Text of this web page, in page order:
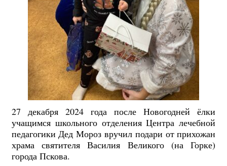
27 декабря 2024 года после Новогодней ёлки
учащимся школьного отделения Центра лечебной
педагогики Дед Мороз вручил подари от прихожан
храма святителя Василия Великого (на Горке)
города Пскова.